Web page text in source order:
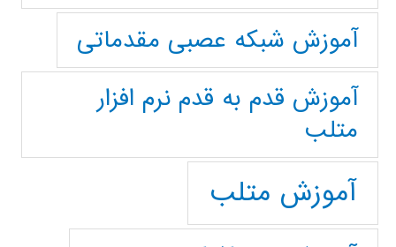
آموزش شبکه عصبی مقدماتی
آموزش قدم به قدم نرم افزار
متلب
آموزش متلب